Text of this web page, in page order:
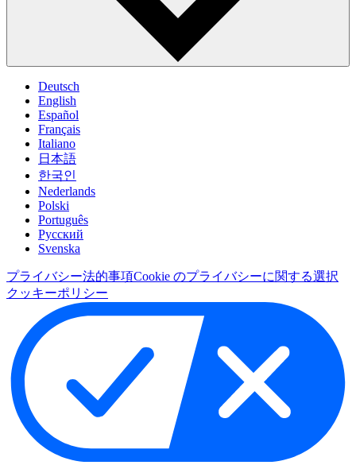
Deutsch
English
Español
Français
Italiano
日本語
한국인
Nederlands
Polski
Português
Pусский
Svenska
プライバシー法的事項Cookie のプライバシーに関する選択
クッキーポリシー